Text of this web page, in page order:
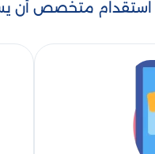
استقدام متخصص